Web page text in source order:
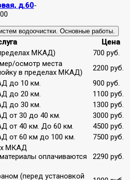
д.60-
водоочистки. Основные работы.
Цена
МКАД)
700 руб.
осмотр места
в пределах МКАД)
2200 руб.
до 10 км.
900 руб.
до 20 км.
1100 руб.
до 30 км.
1300 руб.
от 30 до 40 км.
3000 руб.
от 40 км. До 60 км.
4500 руб.
от 60 км до 100 км.
7500 руб.
МКАД
оплачиваются
2290 руб.
(перед установкой